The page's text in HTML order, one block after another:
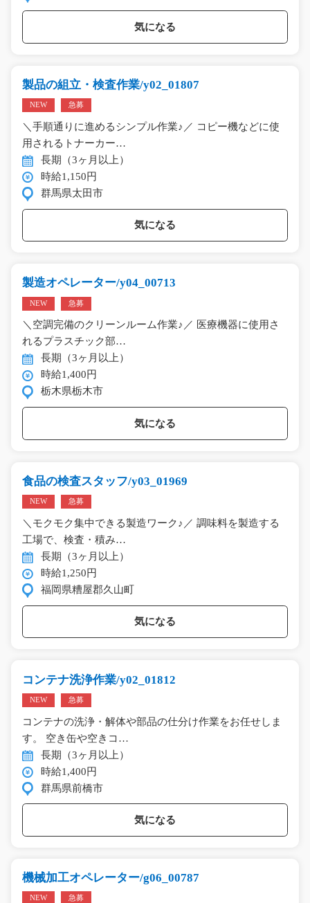
気になる
製品の組立・検査作業/y02_01807
NEW 急募
＼手順通りに進めるシンプル作業♪／ コピー機などに使
用されるトナーカー…
長期（3ヶ月以上）
時給1,150円
群馬県太田市
気になる
製造オペレーター/y04_00713
NEW 急募
＼空調完備のクリーンルーム作業♪／ 医療機器に使用さ
れるプラスチック部…
長期（3ヶ月以上）
時給1,400円
栃木県栃木市
気になる
食品の検査スタッフ/y03_01969
NEW 急募
＼モクモク集中できる製造ワーク♪／ 調味料を製造する
工場で、検査・積み…
長期（3ヶ月以上）
時給1,250円
福岡県糟屋郡久山町
気になる
コンテナ洗浄作業/y02_01812
NEW 急募
コンテナの洗浄・解体や部品の仕分け作業をお任せしま
す。 空き缶や空きコ…
長期（3ヶ月以上）
時給1,400円
群馬県前橋市
気になる
機械加工オペレーター/g06_00787
NEW 急募